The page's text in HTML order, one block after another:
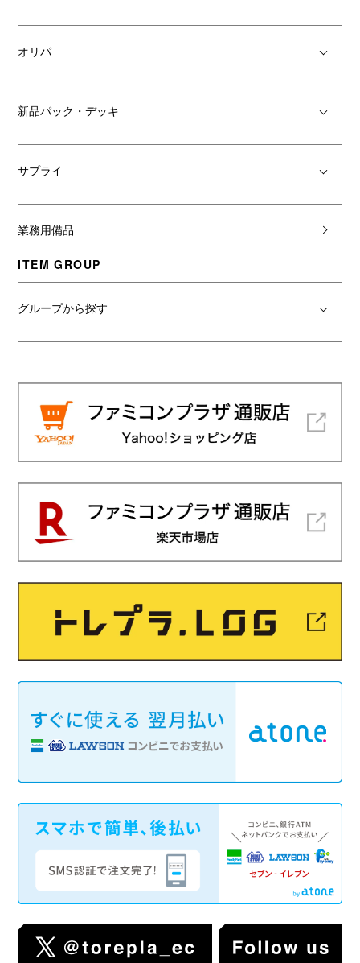
オリパ
新品パック・デッキ
サプライ
業務用備品
ITEM GROUP
グループから探す